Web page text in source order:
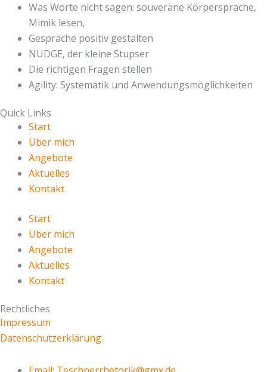
Was Worte nicht sagen: souveräne Körpersprache,
Mimik lesen,
Gespräche positiv gestalten
NUDGE, der kleine Stupser
Die richtigen Fragen stellen
Agility: Systematik und Anwendungsmöglichkeiten
Quick Links
Start
Über mich
Angebote
Aktuelles
Kontakt
Start
Über mich
Angebote
Aktuelles
Kontakt
Rechtliches
Impressum
Datenschutzerklärung